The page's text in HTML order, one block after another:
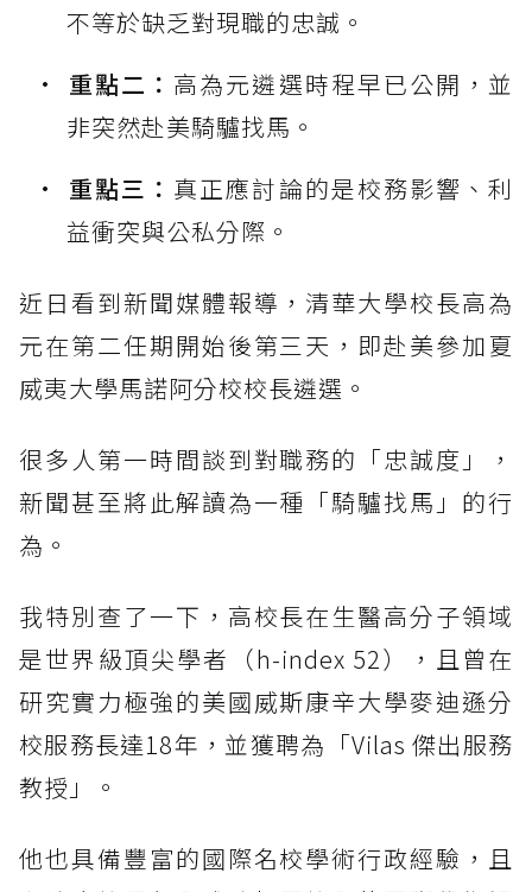
不等於缺乏對現職的忠誠。
重點二： 高為元遴選時程早已公開，並
非突然赴美騎驢找馬。
重點三： 真正應討論的是校務影響、利
益衝突與公私分際。
近日看到新聞媒體報導，清華大學校長高為
元在第二任期開始後第三天，即赴美參加夏
威夷大學馬諾阿分校校長遴選。
很多人第一時間談到對職務的「忠誠度」，
新聞甚至將此解讀為一種「騎驢找馬」的行
為。
我特別查了一下，高校長在生醫高分子領域
是世界級頂尖學者（h-index 52），且曾在
研究實力極強的美國威斯康辛大學麥迪遜分
校服務長達18年，並獲聘為「Vilas 傑出服務
教授」。
他也具備豐富的國際名校學術行政經驗，且